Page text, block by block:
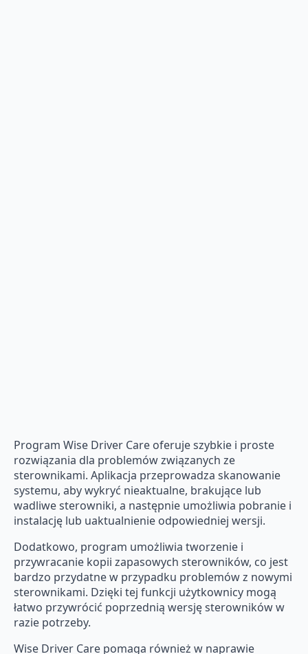
Program Wise Driver Care oferuje szybkie i proste
rozwiązania dla problemów związanych ze
sterownikami. Aplikacja przeprowadza skanowanie
systemu, aby wykryć nieaktualne, brakujące lub
wadliwe sterowniki, a następnie umożliwia pobranie i
instalację lub uaktualnienie odpowiedniej wersji.
Dodatkowo, program umożliwia tworzenie i
przywracanie kopii zapasowych sterowników, co jest
bardzo przydatne w przypadku problemów z nowymi
sterownikami. Dzięki tej funkcji użytkownicy mogą
łatwo przywrócić poprzednią wersję sterowników w
razie potrzeby.
Wise Driver Care pomaga również w naprawie